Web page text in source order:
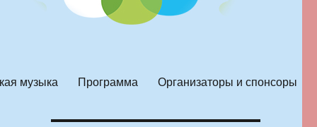
музыка Программа Организаторы и спонсоры